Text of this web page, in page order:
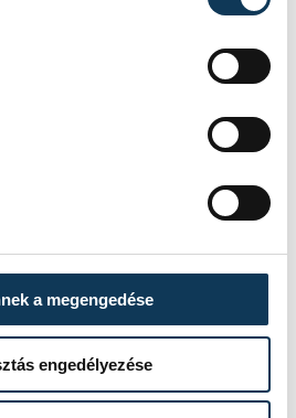
a megengedése
engedélyezése
tevékenyen részt vett.
és Porga Gyula